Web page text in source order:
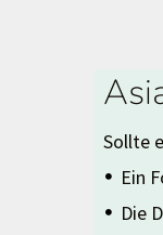
Sollte
Ein
Die